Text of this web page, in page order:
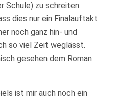
Schule) zu schreiten.
dies nur ein Finalauftakt
noch ganz hin- und
so viel Zeit weglässt.
gesehen dem Roman
ist mir auch noch ein